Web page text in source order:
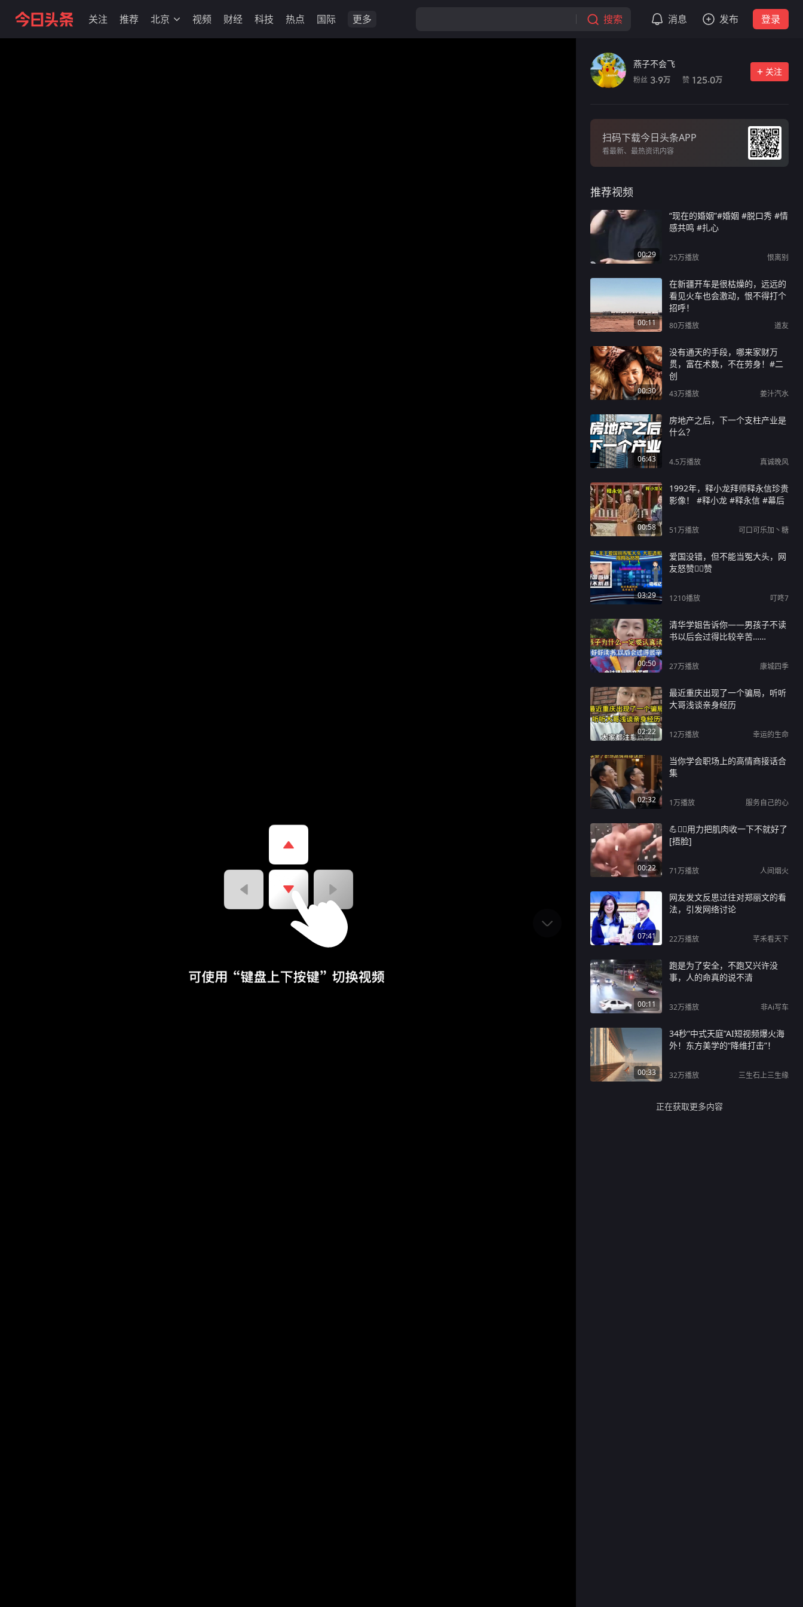
关注 推荐 北京 视频 财经 科技 热点 国际 更多 搜索 消息 发布 登录
燕子不会飞
粉丝 3.9万 赞 125.0万
关注
扫码下载今日头条APP
看最新、最热资讯内容
推荐视频
00:29
“现在的婚姻”#婚姻 #脱口秀 #情
感共鸣 #扎心
25万播放 恨离别
00:11
在新疆开车是很枯燥的，远远的
看见火车也会激动，恨不得打个
招呼！
80万播放 道友
00:30
没有通天的手段，哪来家财万
贯，富在术数，不在劳身！#二
创
43万播放 姜汁汽水
06:43
房地产之后，下一个支柱产业是
什么？
4.5万播放 真诚晚风
00:58
1992年，释小龙拜师释永信珍贵
影像！ #释小龙 #释永信 #幕后
51万播放 可口可乐加丶糖
03:29
爱国没错，但不能当冤大头，网
友怒赞👍🏻赞
1210播放 叮咚7
00:50
清华学姐告诉你——男孩子不读
书以后会过得比较辛苦……
27万播放 康城四季
02:22
最近重庆出现了一个骗局，听听
大哥浅谈亲身经历
12万播放 幸运的生命
02:32
当你学会职场上的高情商接话合
集
1万播放 服务自己的心
00:22
💪🏋️‍♂️用力把肌肉收一下不就好了
[捂脸]
71万播放 人间烟火
07:41
网友发文反思过往对郑丽文的看
法，引发网络讨论
22万播放 芊禾看天下
00:11
跑是为了安全，不跑又兴许没
事，人的命真的说不清
32万播放 非Ai写车
00:33
34秒“中式天庭”AI短视频爆火海
外！东方美学的“降维打击”！
32万播放 三生石上三生缘
正在获取更多内容